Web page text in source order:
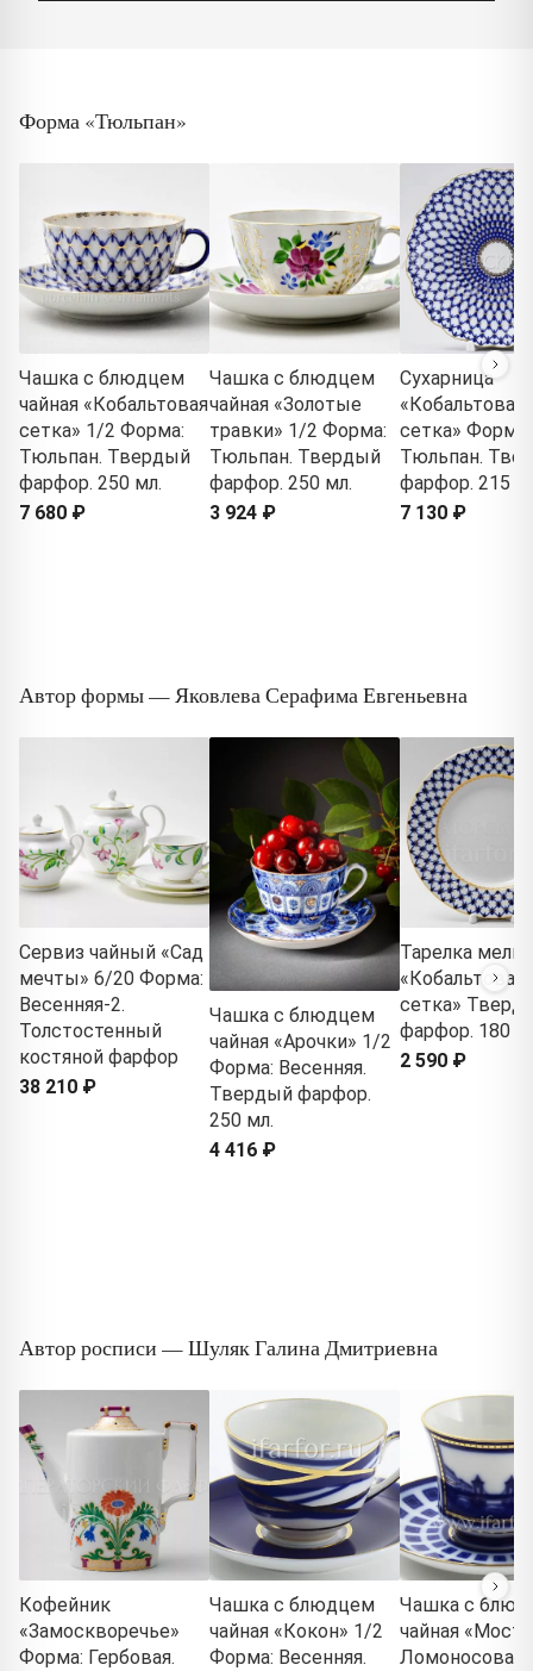
Форма «Тюльпан»
Чашка с блюдцем
чайная «Кобальтовая
сетка» 1/2 Форма:
Тюльпан. Твердый
фарфор. 250 мл.
7 680 ₽
Чашка с блюдцем
чайная «Золотые
травки» 1/2 Форма:
Тюльпан. Твердый
фарфор. 250 мл.
3 924 ₽
Сухарница
«Кобальтовая
сетка» Форма:
Тюльпан.
фарфор. 215
7 130 ₽
Автор формы — Яковлева Серафима Евгеньевна
Сервиз чайный «Сад
мечты» 6/20 Форма:
Весенняя-2.
Толстостенный
костяной фарфор
38 210 ₽
Чашка с блюдцем
чайная «Арочки» 1/2
Форма: Весенняя.
Твердый фарфор.
250 мл.
4 416 ₽
Тарелка
«Кобальтовая
сетка»
фарфор. 180
2 590 ₽
Автор росписи — Шуляк Галина Дмитриевна
Кофейник
«Замоскворечье»
Форма: Гербовая.
Чашка с блюдцем
чайная «Кокон» 1/2
Форма: Весенняя.
Чашка с
чайная «Мост
Ломоносова»